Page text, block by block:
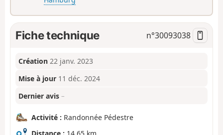
Fiche technique n°30093038
Création 22 janv. 2023
Mise à jour 11 déc. 2024
Dernier avis –
Activité : Randonnée Pédestre